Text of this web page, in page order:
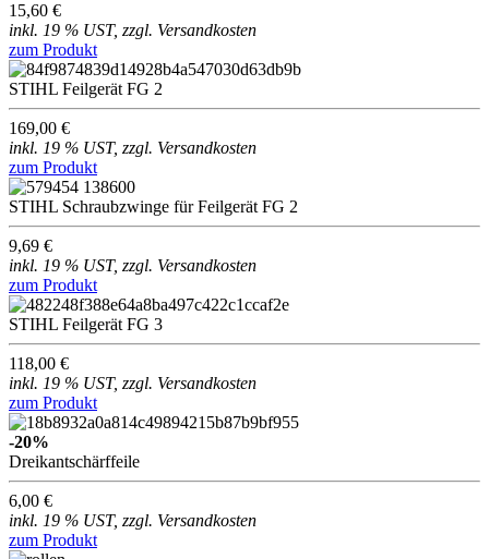
15,60 €
inkl. 19 % UST, zzgl. Versandkosten
zum Produkt
STIHL Feilgerät FG 2
169,00 €
inkl. 19 % UST, zzgl. Versandkosten
zum Produkt
STIHL Schraubzwinge für Feilgerät FG 2
9,69 €
inkl. 19 % UST, zzgl. Versandkosten
zum Produkt
STIHL Feilgerät FG 3
118,00 €
inkl. 19 % UST, zzgl. Versandkosten
zum Produkt
-20%
Dreikantschärffeile
6,00 €
inkl. 19 % UST, zzgl. Versandkosten
zum Produkt